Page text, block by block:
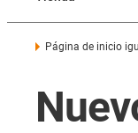
Página de inicio